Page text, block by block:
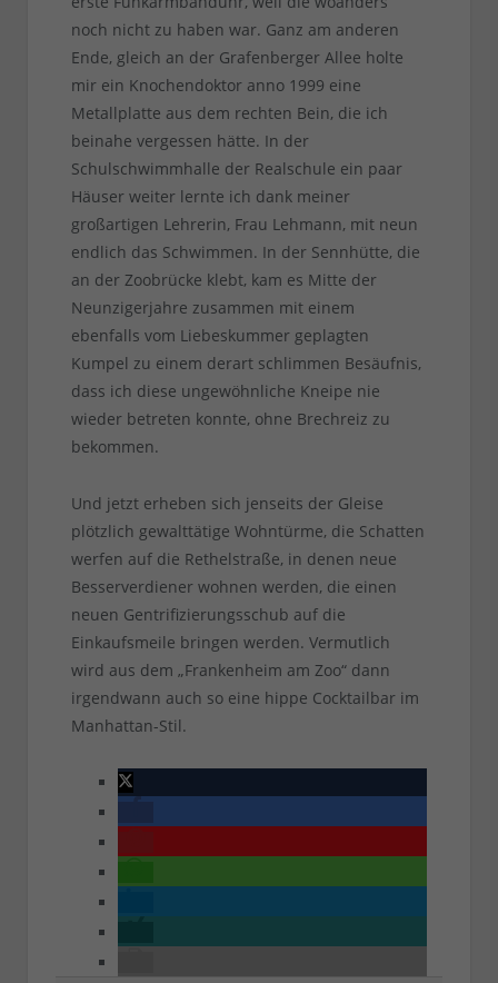
noch nicht zu haben war. Ganz am anderen
Ende, gleich an der Grafenberger Allee holte
mir ein Knochendoktor anno 1999 eine
Metallplatte aus dem rechten Bein, die ich
beinahe vergessen hätte. In der
Schulschwimmhalle der Realschule ein paar
Häuser weiter lernte ich dank meiner
großartigen Lehrerin, Frau Lehmann, mit neun
endlich das Schwimmen. In der Sennhütte, die
an der Zoobrücke klebt, kam es Mitte der
Neunzigerjahre zusammen mit einem
ebenfalls vom Liebeskummer geplagten
Kumpel zu einem derart schlimmen Besäufnis,
dass ich diese ungewöhnliche Kneipe nie
wieder betreten konnte, ohne Brechreiz zu
bekommen.
Und jetzt erheben sich jenseits der Gleise
plötzlich gewalttätige Wohntürme, die Schatten
werfen auf die Rethelstraße, in denen neue
Besserverdiener wohnen werden, die einen
neuen Gentrifizierungsschub auf die
Einkaufsmeile bringen werden. Vermutlich
wird aus dem „Frankenheim am Zoo“ dann
irgendwann auch so eine hippe Cocktailbar im
Manhattan-Stil.